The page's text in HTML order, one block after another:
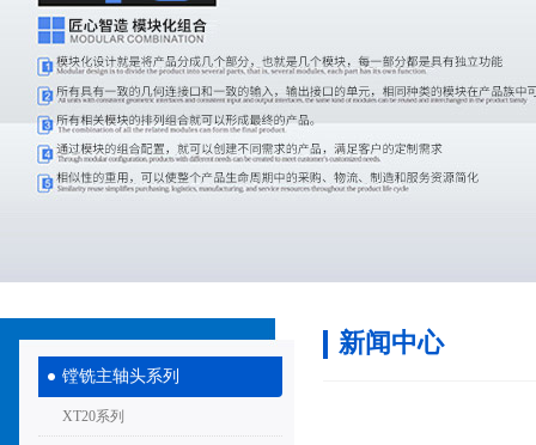
镗铣主轴头系列
XT20系列
新闻中心